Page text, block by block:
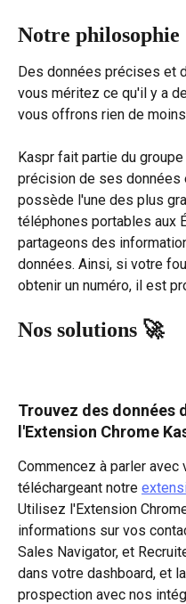
Notre philosophie
Des données précises et
vous méritez ce qu'il y a
vous offrons rien de
Kaspr fait partie du groupe
précision de ses données
possède l'une des plus
téléphones portables aux
partageons des
données. Ainsi, si votre
obtenir un numéro, il est
Nos solutions 🚀
Trouvez des données
l'Extension Chrome
Commencez à parler
téléchargeant notre
Utilisez l'Extension
informations sur vos
Sales Navigator, et
dans votre dashboard, et
prospection avec nos